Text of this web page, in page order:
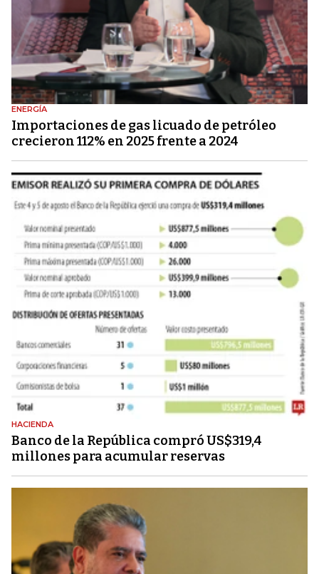
ENERGÍA
Importaciones de gas licuado de petróleo
crecieron 112% en 2025 frente a 2024
HACIENDA
Banco de la República compró US$319,4
millones para acumular reservas